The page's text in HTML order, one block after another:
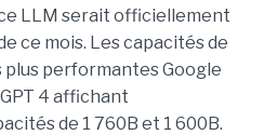
LLM serait officiellement
ce mois. Les capacités de
performantes Google
4 affichant
de 1 760B et 1 600B.